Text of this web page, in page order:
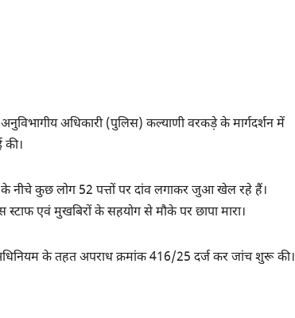
अधिकारी (पुलिस) कल्याणी वरकड़े के मार्गदर्शन में
नीचे कुछ लोग 52 पत्तों पर दांव लगाकर जुआ खेल रहे हैं।
एवं मुखबिरों के सहयोग से मौके पर छापा मारा।
के तहत अपराध क्रमांक 416/25 दर्ज कर जांच शुरू की।